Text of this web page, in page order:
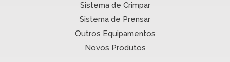
Sistema de Crimpar
Sistema de Prensar
Outros Equipamentos
Novos Produtos